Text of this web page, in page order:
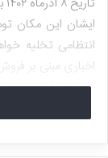
ایشان این مکان
انتظامی تخلیه
اخباری مبنی بر
تاریخ ۱۶ آبان، در رسانه‌ها منتشر شد.
اجاره یک کارخانه